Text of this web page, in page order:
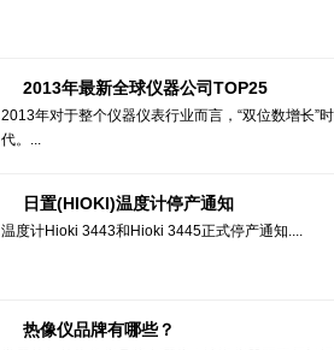
2013年最新全球仪器公司TOP25
2013年对于整个仪器仪表行业而言，“双位数增长”
代。...
日置(HIOKI)温度计停产通知
温度计Hioki 3443和Hioki 3445正式停产通知....
热像仪品牌有哪些？